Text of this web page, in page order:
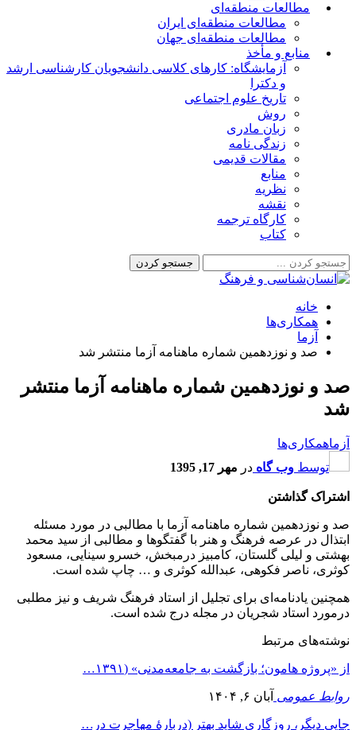
مطالعات منطقه‌ای
مطالعات منطقه‌ای ایران
مطالعات منطقه‌ای جهان
منابع و مأخذ
آزمایشگاه: کارهای کلاسی دانشجویان کارشناسی ارشد
و دکترا
تاریخ علوم اجتماعی
روش
زبان مادری
زندگی نامه
مقالات قدیمی
منابع
نظریه
نقشه
کارگاه ترجمه
کتاب
خانه
همکاری‌ها
آزما
صد و نوزدهمین شماره ماهنامه آزما منتشر شد
صد و نوزدهمین شماره ماهنامه آزما منتشر
شد
آزماهمکاری‌ها
توسط وب گاه در مهر 17, 1395
اشتراک گذاشتن
صد و نوزدهمین شماره ماهنامه آزما با مطالبی در مورد مسئله
ابتذال در عرصه فرهنگ و هنر با گفتگوها و مطالبی از سید محمد
بهشتی و لیلی گلستان، کامبیز درمبخش، خسرو سینایی، مسعود
کوثری، ناصر فکوهی، عبدالله کوثری و … چاپ شده است.
همچنین یادنامه‌ای برای تجلیل از استاد فرهنگ شریف و نیز مطلبی
درمورد استاد شجریان در مجله درج شده است.
نوشته‌های مرتبط
از «پروژه هامون؛ بازگشت به جامعه‌مدنی» (۱۳۹۱…
روابط عمومی آبان ۶, ۱۴۰۴
جایی دیگر، روزگاری شاید بهتر (دربارۀ مهاجرت در…